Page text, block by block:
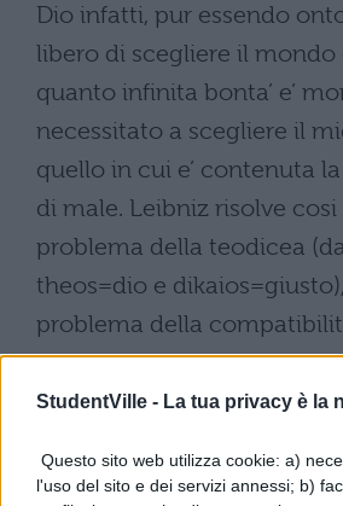
StudentVille - La tua privacy è la
Questo sito web utilizza cookie: a)
l'uso del sito e dei servizi annessi; b)
Dio infatti, pur essendo
libero di scegliere il mondo
quanto infinita bonta’ e’
necessitato a scegliere il
quello in cui e’ contenuta
di male. Leibniz risolve
problema della teodicea
theos=dio e
problema della
mondo con l’esistenza e la
Quando dice che il mondo
intende che esso sia